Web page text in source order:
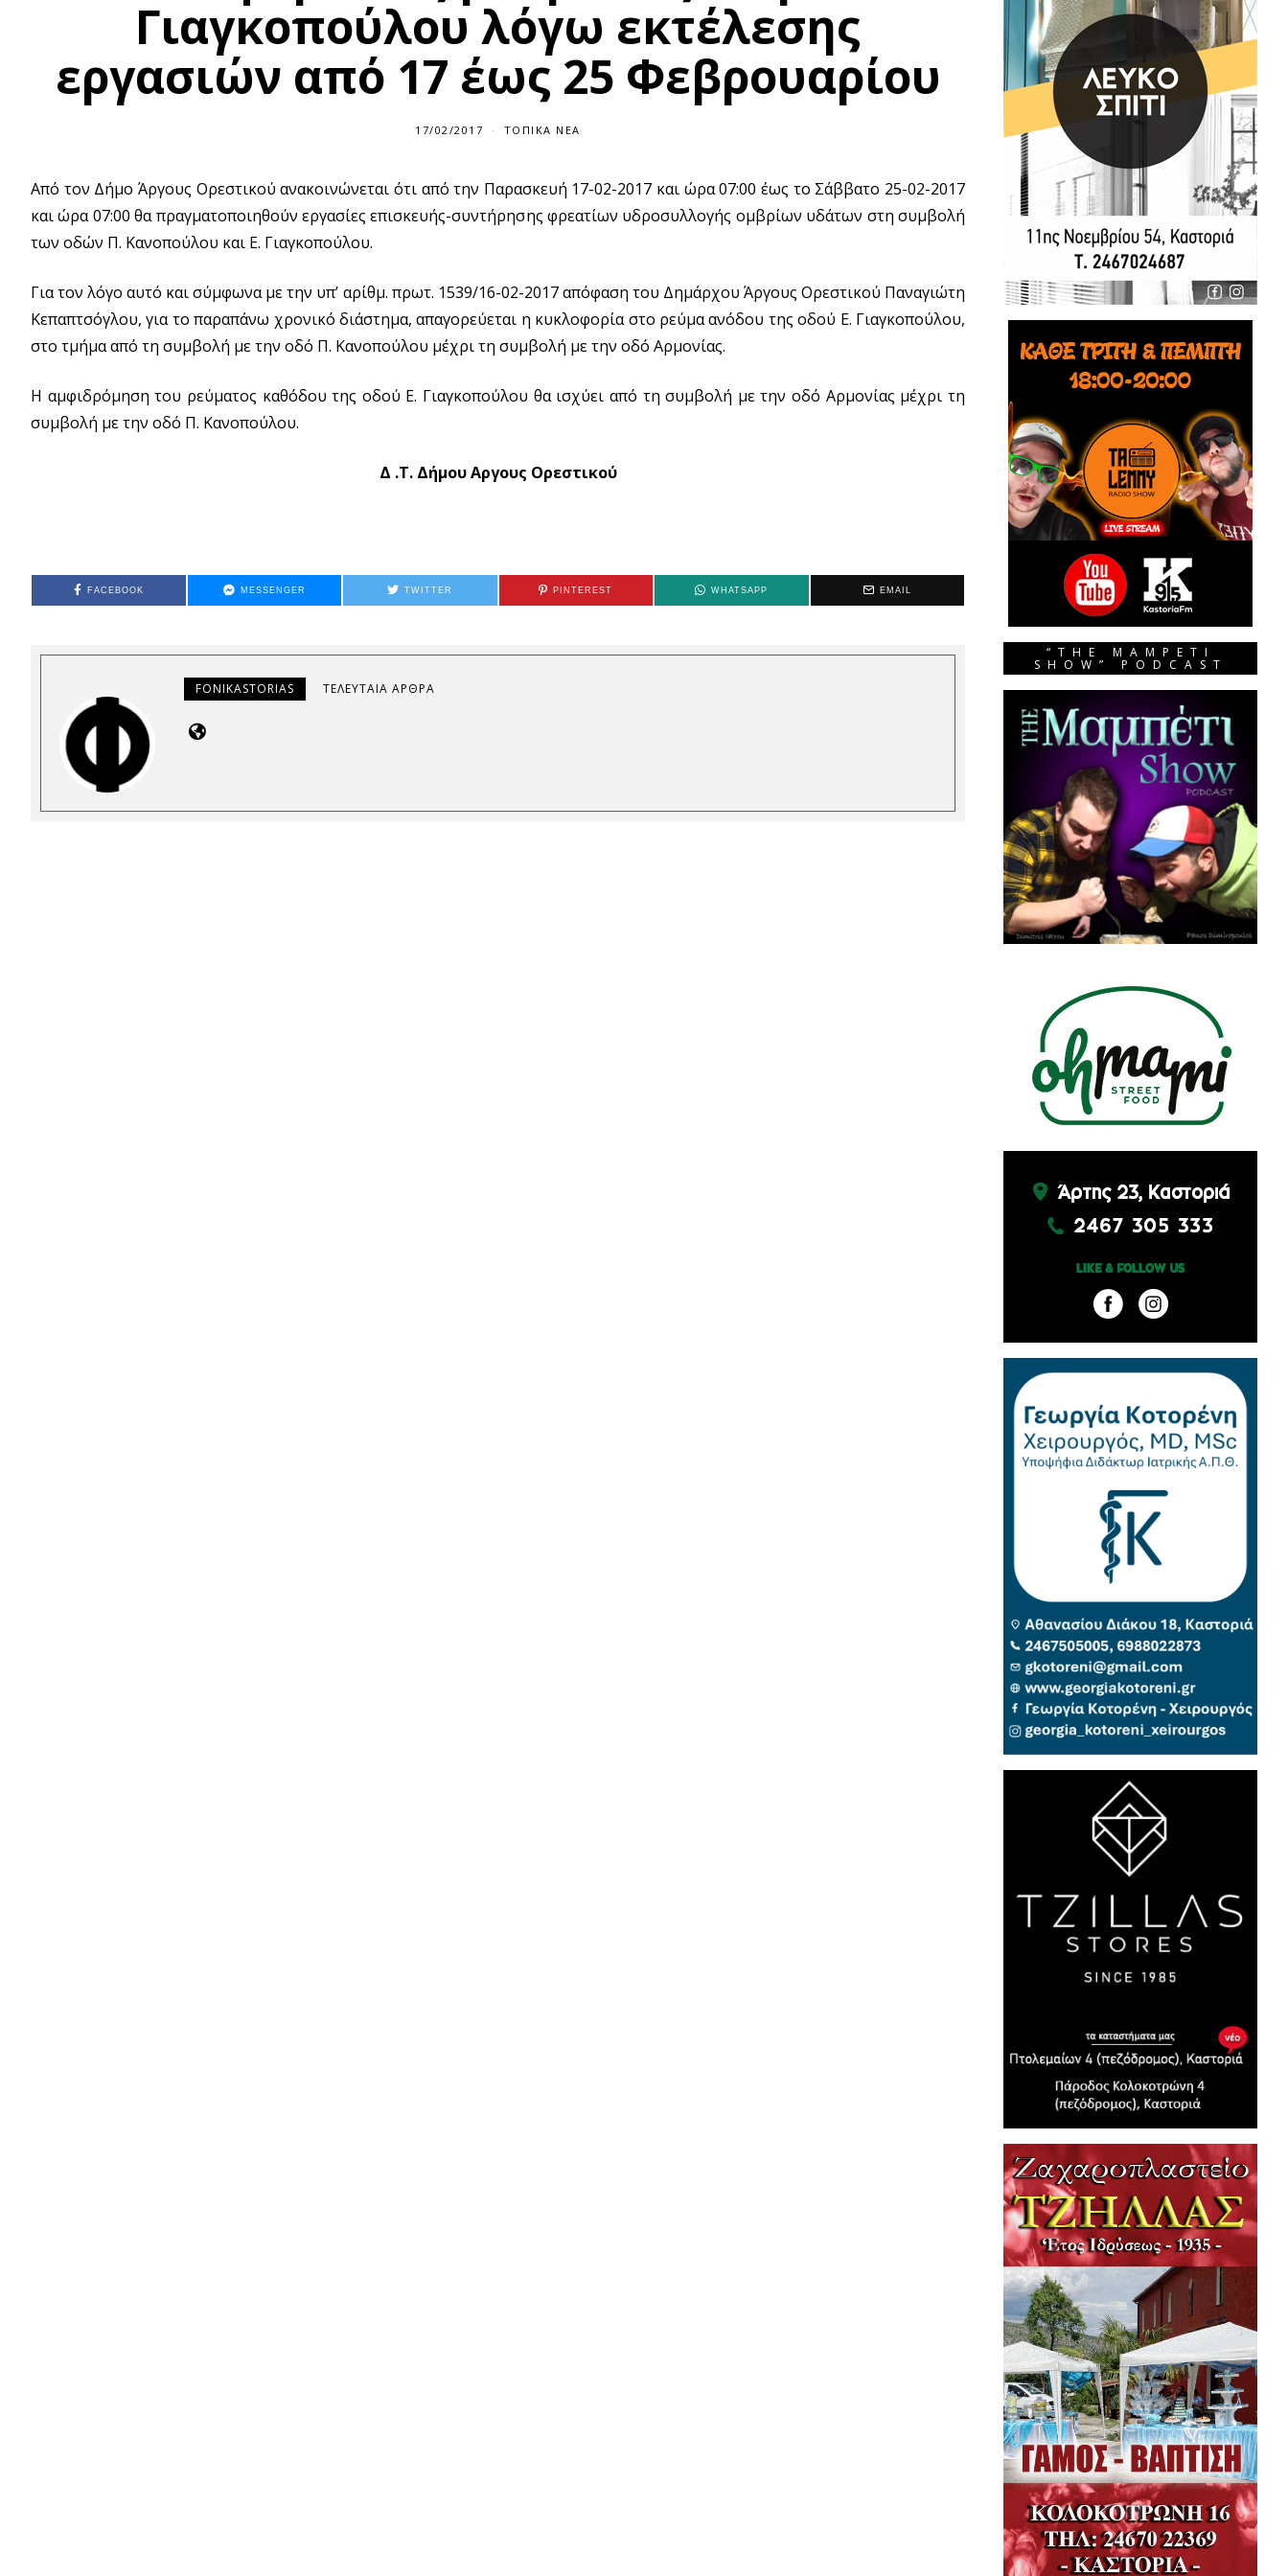
Γιαγκοπούλου λόγω εκτέλεσης
εργασιών από 17 έως 25 Φεβρουαρίου
17/02/2017 ΤΟΠΙΚΆ ΝΈΑ
Από τον Δήμο Άργους Ορεστικού ανακοινώνεται ότι από την Παρασκευή 17-02-2017 και ώρα 07:00 έως το Σάββατο 25-02-2017
και ώρα 07:00 θα πραγματοποιηθούν εργασίες επισκευής-συντήρησης φρεατίων υδροσυλλογής ομβρίων υδάτων στη συμβολή
των οδών Π. Κανοπούλου και Ε. Γιαγκοπούλου.
Για τον λόγο αυτό και σύμφωνα με την υπ’ αρίθμ. πρωτ. 1539/16-02-2017 απόφαση του Δημάρχου Άργους Ορεστικού Παναγιώτη
Κεπαπτσόγλου, για το παραπάνω χρονικό διάστημα, απαγορεύεται η κυκλοφορία στο ρεύμα ανόδου της οδού Ε. Γιαγκοπούλου,
στο τμήμα από τη συμβολή με την οδό Π. Κανοπούλου μέχρι τη συμβολή με την οδό Αρμονίας.
H αμφιδρόμηση του ρεύματος καθόδου της οδού Ε. Γιαγκοπούλου θα ισχύει από τη συμβολή με την οδό Αρμονίας μέχρι τη
συμβολή με την οδό Π. Κανοπούλου.
Δ .Τ. Δήμου Αργους Ορεστικού
FACEBOOK MESSENGER TWITTER PINTEREST WHATSAPP EMAIL
FONIKASTORIAS ΤΕΛΕΥΤΑΊΑ ΆΡΘΡΑ
“THE MAMPETI
SHOW” PODCAST